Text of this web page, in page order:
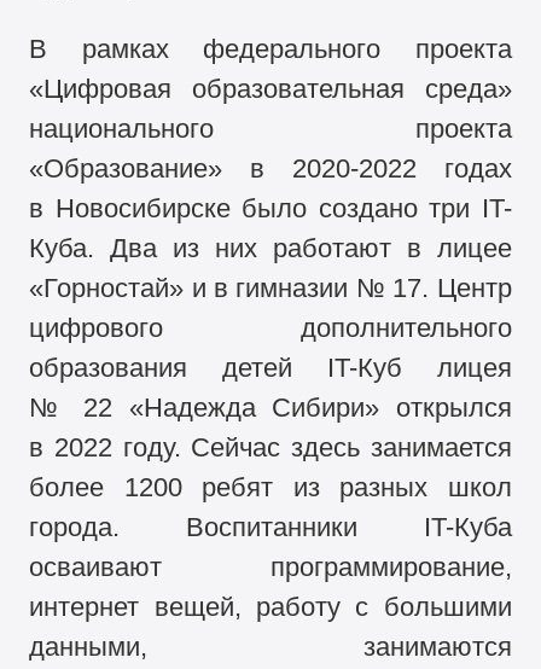
В рамках федерального проекта
«Цифровая образовательная среда»
национального проекта
«Образование» в 2020-2022 годах
в Новосибирске было создано три IT-
Куба. Два из них работают в лицее
«Горностай» и в гимназии № 17. Центр
цифрового дополнительного
образования детей IT-Куб лицея
№ 22 «Надежда Сибири» открылся
в 2022 году. Сейчас здесь занимается
более 1200 ребят из разных школ
города. Воспитанники IT-Куба
осваивают программирование,
интернет вещей, работу с большими
данными, занимаются